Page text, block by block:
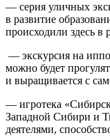
— серия уличных
в развитие
происходили здесь
— экскурсия на
можно будет
и выращивается с
— игротека
Западной Сибири и
деятелями,